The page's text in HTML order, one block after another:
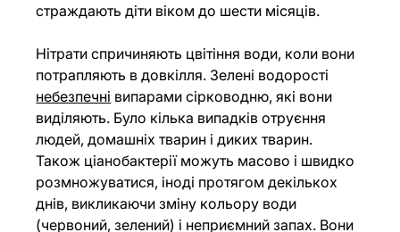
страждають діти віком до шести місяців.
Нітрати спричиняють цвітіння води, коли вони
потрапляють в довкілля. Зелені водорості
небезпечні випарами сірководню, які вони
виділяють. Було кілька випадків отруєння
людей, домашніх тварин і диких тварин.
Також ціанобактерії можуть масово і швидко
розмножуватися, іноді протягом декількох
днів, викликаючи зміну кольору води
(червоний, зелений) і неприємний запах. Вони